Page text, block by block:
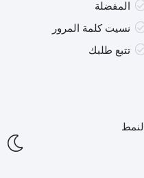
المفضلة
نسيت كلمة المرور
تتبع طلبك
النمط